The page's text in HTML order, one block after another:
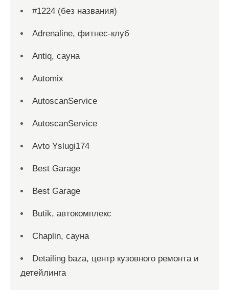
#1224 (без названия)
Adrenaline, фитнес-клуб
Antiq, сауна
Automix
AutoscanService
AutoscanService
Avto Yslugi174
Best Garage
Best Garage
Butik, автокомплекс
Chaplin, сауна
Detailing baza, центр кузовного ремонта и
детейлинга